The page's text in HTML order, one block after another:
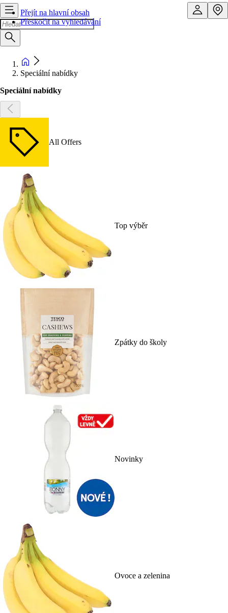
Přejít na hlavní obsah
Přeskočit na vyhledávání
Speciální nabídky
Speciální nabídky
All Offers
Top výběr
Zpátky do školy
Novinky
Ovoce a zelenina